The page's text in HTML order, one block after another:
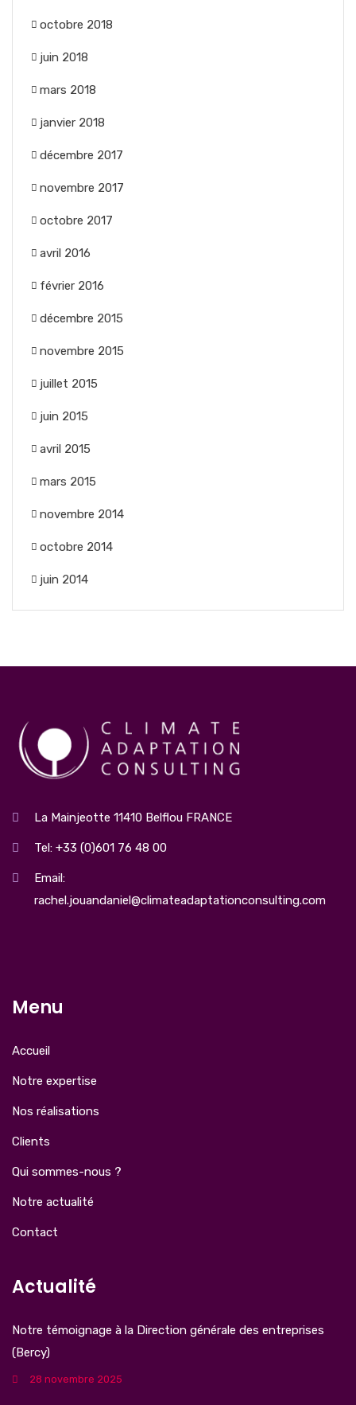
octobre 2018
juin 2018
mars 2018
janvier 2018
décembre 2017
novembre 2017
octobre 2017
avril 2016
février 2016
décembre 2015
novembre 2015
juillet 2015
juin 2015
avril 2015
mars 2015
novembre 2014
octobre 2014
juin 2014
La Mainjeotte 11410 Belflou FRANCE
Tel: +33 (0)601 76 48 00
Email:
rachel.jouandaniel@climateadaptationconsulting.com
Menu
Accueil
Notre expertise
Nos réalisations
Clients
Qui sommes-nous ?
Notre actualité
Contact
Actualité
Notre témoignage à la Direction générale des entreprises
(Bercy)
28 novembre 2025